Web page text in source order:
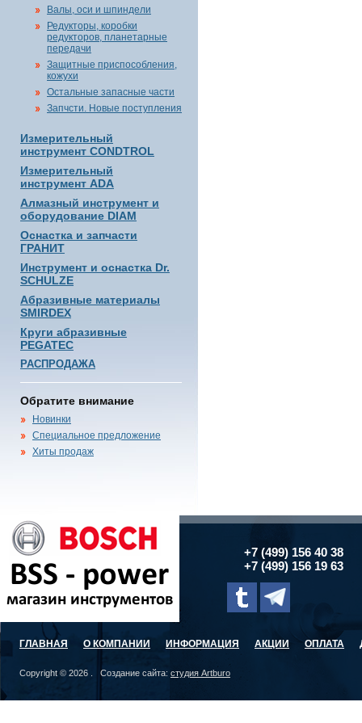
Валы, оси и шпиндели
Редукторы, коробки
редукторов, планетарные
передачи
Защитные приспособления,
кожухи
Остальные запасные части
Запчсти. Новые поступления
Измерительный
инструмент CONDTROL
Измерительный
инструмент ADA
Алмазный инструмент и
оборудование DIAM
Оснастка и запчасти
ГРАНИТ
Инструмент и оснастка Dr.
SCHULZE
Абразивные материалы
SMIRDEX
Круги абразивные
PEGATEC
РАСПРОДАЖА
Обратите внимание
Новинки
Специальное предложение
Хиты продаж
+7 (499) 156 40 38
+7 (499) 156 19 63
ГЛАВНАЯ О КОМПАНИИ ИНФОРМАЦИЯ АКЦИИ ОПЛАТА
Copyright © 2026 . Создание сайта: студия Artburo